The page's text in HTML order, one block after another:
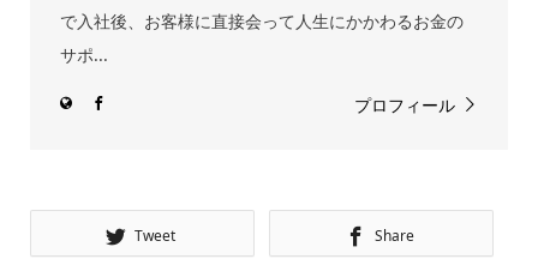
で入社後、お客様に直接会って人生にかかわるお金の
サポ...
プロフィール
Tweet Share